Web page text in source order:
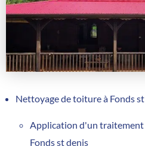
Nettoyage de toiture à Fonds
Application d'un
Fonds st denis